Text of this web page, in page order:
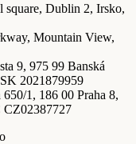
square, Dublin 2, Irsko,
Mountain View,
9, 975 99 Banská
2021879959
1, 186 00 Praha 8,
CZ02387727